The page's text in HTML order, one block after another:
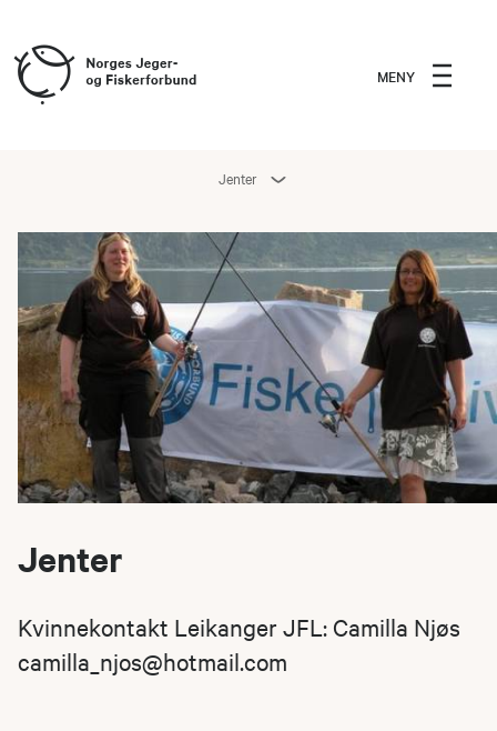
MENY
Jenter
Jenter
Kvinnekontakt Leikanger JFL:​ Camilla Njøs
camilla_njos@hotmail.com